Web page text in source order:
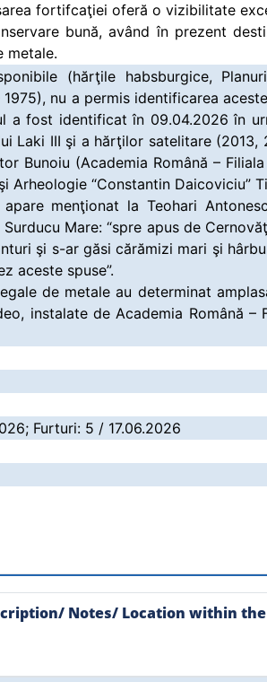
fortifcaţiei oferă o vizibilitate
bună, având în prezent
metale.
(hărţile habsburgice,
1975), nu a permis identificarea
a fost identificat în 09.04.2026 în
Laki III şi a hărţilor satelitare (2013,
Bunoiu (Academia Română –
Arheologie “Constantin Daicoviciu”
menţionat la Teohari
Mare: “spre apus de
şi s-ar găsi cărămizi mari şi
aceste spuse”.
de metale au determinat
instalate de Academia Română –
Furturi: 5 / 17.06.2026
Notes/ Location within